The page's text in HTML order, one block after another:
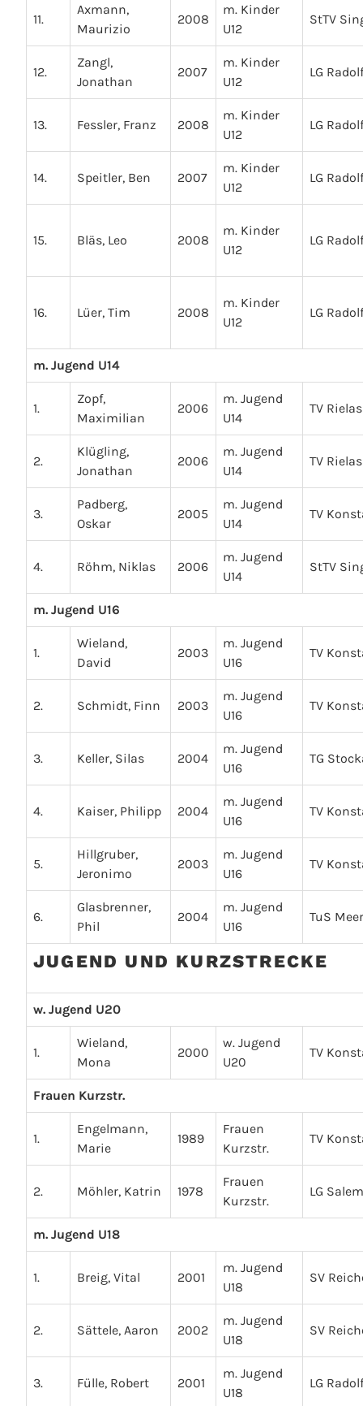
11.
Axmann,
Maurizio
2008
m. Kinder
U12
StTV
12.
Zangl,
Jonathan
2007
m. Kinder
U12
LG
13. Fessler, Franz 2008
m. Kinder
U12
LG
14. Speitler, Ben 2007
m. Kinder
U12
LG
15. Bläs, Leo 2008
m. Kinder
U12
LG
16. Lüer, Tim 2008
m. Kinder
U12
LG
m. Jugend U14
1.
Zopf,
Maximilian
2006
m. Jugend
U14
TV
2.
Klügling,
Jonathan
2006
m. Jugend
U14
TV
3.
Padberg,
Oskar
2005
m. Jugend
U14
TV
4. Röhm, Niklas 2006
m. Jugend
U14
StTV
m. Jugend U16
1.
Wieland,
David
2003
m. Jugend
U16
TV
2. Schmidt, Finn 2003
m. Jugend
U16
TV
3. Keller, Silas 2004
m. Jugend
U16
TG
4. Kaiser, Philipp 2004
m. Jugend
U16
TV
5.
Hillgruber,
Jeronimo
2003
m. Jugend
U16
TV
6.
Glasbrenner,
Phil
2004
m. Jugend
U16
TuS
JUGEND UND KURZSTRECKE
w. Jugend U20
1.
Wieland,
Mona
2000
w. Jugend
U20
TV
Frauen Kurzstr.
1.
Engelmann,
Marie
1989
Frauen
Kurzstr.
TV
2. Möhler, Katrin 1978
Frauen
Kurzstr.
LG
m. Jugend U18
1. Breig, Vital 2001
m. Jugend
U18
SV
2. Sättele, Aaron 2002
m. Jugend
U18
SV
3. Fülle, Robert 2001
m. Jugend
U18
LG